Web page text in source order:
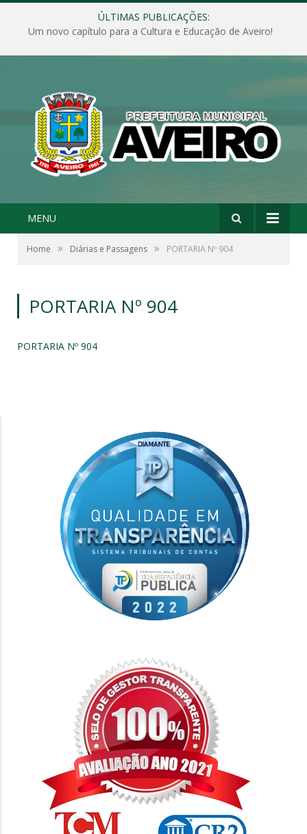
ÚLTIMAS PUBLICAÇÕES:
Um novo capítulo para a Cultura e Educação de Aveiro!
MENU
Home » Diárias e Passagens » PORTARIA Nº 904
PORTARIA Nº 904
PORTARIA Nº 904